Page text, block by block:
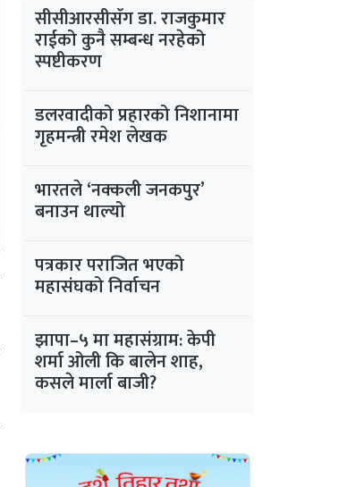
सीसीआरसीसँग डा. राजकुमार
राईको कुनै सम्बन्ध नरहेको
स्पष्टीकरण
डलरवादीको प्रहारको निशानामा
गृहमन्त्री रमेश लेखक
भारतले ‘नक्कली जनकपुर’
बनाउन थाल्यो
पत्रकार पराजित भएको
महासंघको निर्वाचन
झापा–५ मा महासंग्राम: केपी
शर्मा ओली कि बालेन शाह,
कसले मार्ला बाजी?